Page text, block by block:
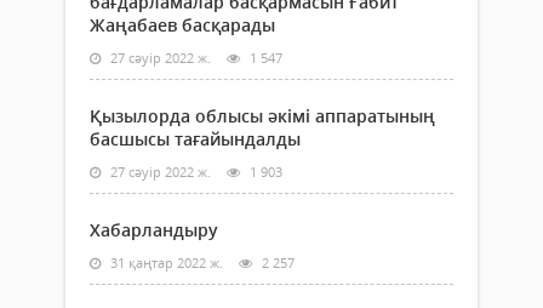
Жаңабаев басқарады
27 сәуір 2022 ж. 1 547
Қызылорда облысы әкімі аппаратының
басшысы тағайындалды
27 сәуір 2022 ж. 1 903
Хабарландыру
31 қаңтар 2022 ж. 2 257